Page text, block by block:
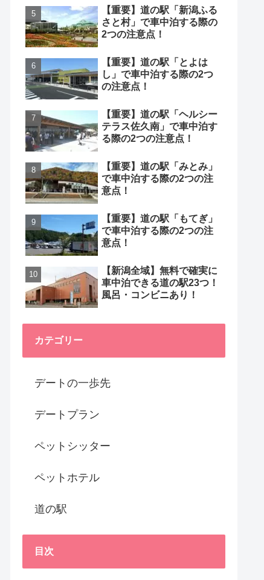
【重要】道の駅「新潟ふる
さと村」で車中泊する際の
2つの注意点！
【重要】道の駅「とよは
し」で車中泊する際の2つ
の注意点！
【重要】道の駅「ヘルシー
テラス佐久南」で車中泊す
る際の2つの注意点！
【重要】道の駅「みとみ」
で車中泊する際の2つの注
意点！
【重要】道の駅「もてぎ」
で車中泊する際の2つの注
意点！
【新潟全域】無料で確実に
車中泊できる道の駅23つ！
風呂・コンビニあり！
カテゴリー
デートの一歩先
デートプラン
ペットシッター
ペットホテル
道の駅
目次